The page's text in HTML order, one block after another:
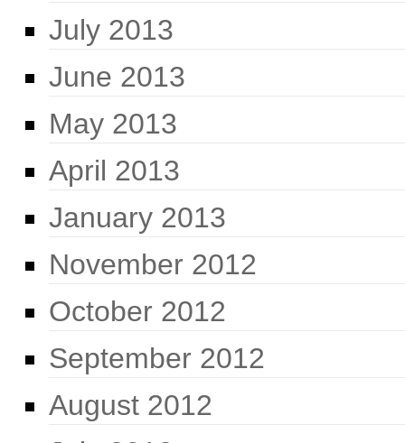
July 2013
June 2013
May 2013
April 2013
January 2013
November 2012
October 2012
September 2012
August 2012